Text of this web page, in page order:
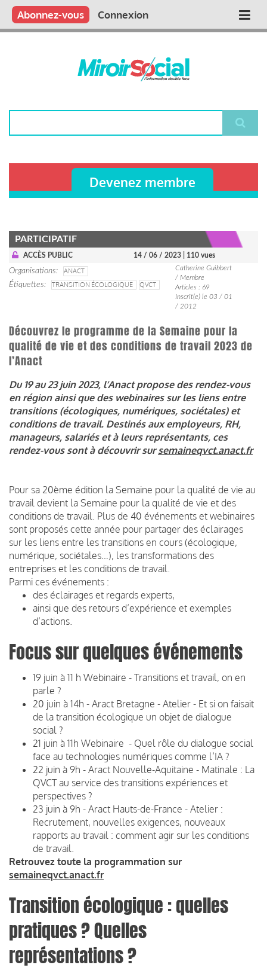
Aller
contenu
Main
Qui sommes nous ?
Vous publiez
Nous publions
Contactez-nous
Abonnez-vous Connexion
Devenez membre
PARTICIPATIF
ACCÈS PUBLIC 14 / 06 / 2023 | 110 vues
Organisations
ANACT
Étiquettes
TRANSITION ÉCOLOGIQUE QVCT
Catherine Guibbert
/ Membre
Articles : 69
Inscrit(e) le 03 / 01
/ 2012
Découvrez le programme de la Semaine pour la
qualité de vie et des conditions de travail 2023 de
l’Anact
Du 19 au 23 juin 2023, l’Anact propose des rendez-vous
en région ainsi que des webinaires sur les liens entre
transitions (écologiques, numériques, sociétales) et
conditions de travail. Destinés aux employeurs, RH,
manageurs, salariés et à leurs représentants, ces
rendez-vous sont à découvrir sursemaineqvct.anact.fr
Pour sa 20ème édition la Semaine pour la qualité de vie au
travail devient la Semaine pour la qualité de vie et des
conditions de travail. Plus de 40 événements et webinaires
sont proposés cette année pour partager des éclairages
sur les liens entre les transitions en cours (écologique,
numérique, sociétales…), les transformations des
entreprises et les conditions de travail.
Parmi ces événements :
des éclairages et regards experts,
ainsi que des retours d’expérience et exemples
d’actions.
Focus sur quelques événements
19 juin à 11 h Webinaire - Transitions et travail, on en
parle ?
20 juin à 14h - Aract Bretagne - Atelier - Et si on faisait
de la transition écologique un objet de dialogue
social ?
21 juin à 11h Webinaire - Quel rôle du dialogue social
face au technologies numériques comme l’IA ?
22 juin à 9h - Aract Nouvelle-Aquitaine - Matinale : La
QVCT au service des transitions expériences et
perspectives ?
23 juin à 9h - Aract Hauts-de-France - Atelier :
Recrutement, nouvelles exigences, nouveaux
rapports au travail : comment agir sur les conditions
de travail.
Retrouvez toute la programmation sur
semaineqvct.anact.fr
Transition écologique : quelles
pratiques ? Quelles
représentations ?